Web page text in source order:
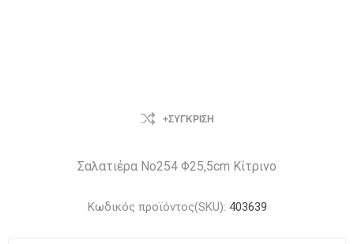
+ΣΎΓΚΡΙΣΗ
Σαλατιέρα Νο254 Φ25,5cm Κίτρινο
Κωδικός προϊόντος(SKU): 403639